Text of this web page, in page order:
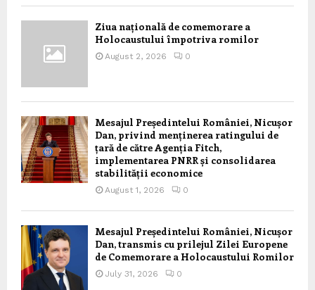
Ziua națională de comemorare a
Holocaustului împotriva romilor
August 2, 2026 0
Mesajul Președintelui României, Nicușor
Dan, privind menținerea ratingului de
țară de către Agenția Fitch,
implementarea PNRR și consolidarea
stabilității economice
August 1, 2026 0
Mesajul Președintelui României, Nicușor
Dan, transmis cu prilejul Zilei Europene
de Comemorare a Holocaustului Romilor
July 31, 2026 0